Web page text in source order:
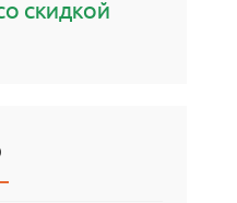
СКИДКОЙ